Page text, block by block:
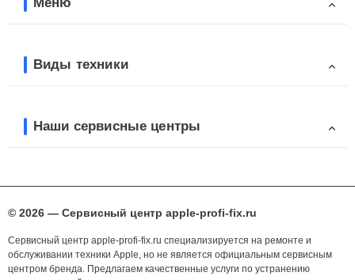
Виды техники
Наши сервисные центры
© 2026 — Сервисный центр apple-profi-fix.ru
Сервисный центр apple-profi-fix.ru специализируется на ремонте и
обслуживании техники Apple, но не является официальным сервисным
центром бренда. Предлагаем качественные услуги по устранению